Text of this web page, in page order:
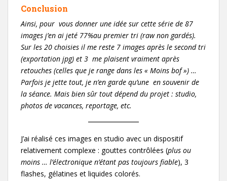
Conclusion
Ainsi, pour vous donner une idée sur cette série de 87
images j’en ai jeté 77%au premier tri (raw non gardés).
Sur les 20 choisies il me reste 7 images après le second tri
(exportation jpg) et 3 me plaisent vraiment après
retouches (celles que je range dans les « Moins bof ») …
Parfois je jette tout, je n’en garde qu’une en souvenir de
la séance. Mais bien sûr tout dépend du projet : studio,
photos de vacances, reportage, etc.
J’ai réalisé ces images en studio avec un dispositif
relativement complexe : gouttes contrôlées (plus ou
moins … l’électronique n’étant pas toujours fiable), 3
flashes, gélatines et liquides colorés.